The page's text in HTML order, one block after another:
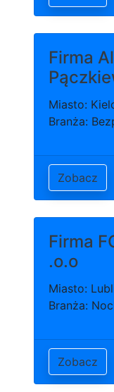
Firma
Miasto:
Branża:
Zobacz
Firma
.o.o
Miasto:
Branża:
Zobacz